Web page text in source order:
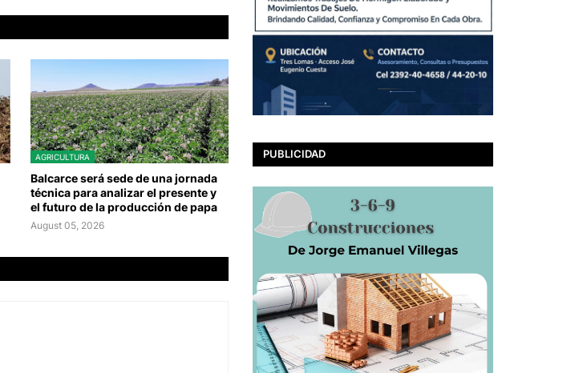
AGRICULTURA
Balcarce será sede de una jornada
técnica para analizar el presente y
el futuro de la producción de papa
August 05, 2026
PUBLICIDAD